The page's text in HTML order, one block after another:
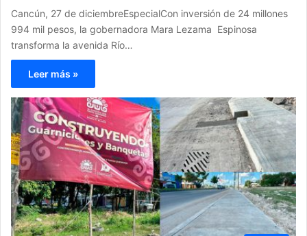
Cancún, 27 de diciembreEspecialCon inversión de 24 millones
994 mil pesos, la gobernadora Mara Lezama Espinosa
transforma la avenida Río…
Leer más »